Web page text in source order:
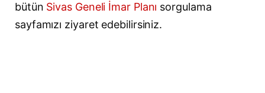
bütün Sivas Geneli İmar Planı sorgulama
sayfamızı ziyaret edebilirsiniz.